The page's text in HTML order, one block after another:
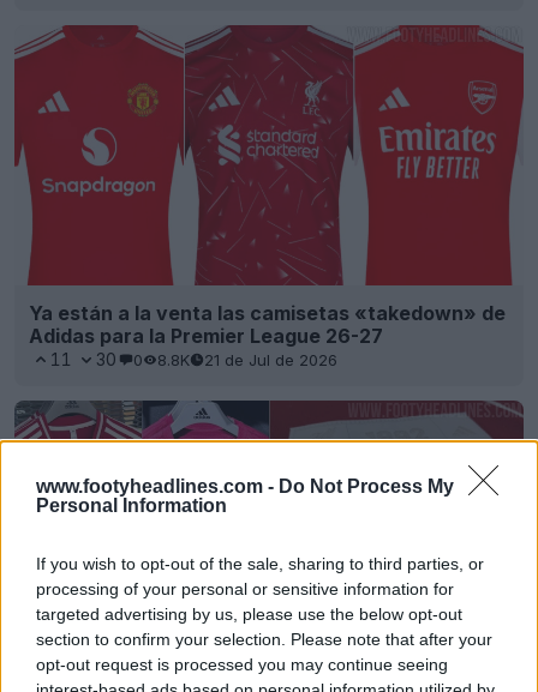
www.footyheadlines.com - Do Not Process My
Personal Information
If you wish to opt-out of the sale, sharing to third parties, or
processing of your personal or sensitive information for
targeted advertising by us, please use the below opt-out
section to confirm your selection. Please note that after your
opt-out request is processed you may continue seeing
Ya están a la venta las camisetas «takedown» de
Adidas para la Premier League 26-27
11 30 0 8.8K 21 de Jul de 2026